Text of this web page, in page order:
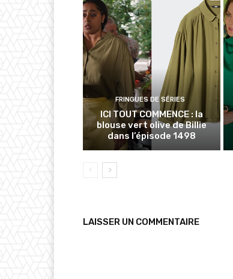
FRINGUES DE SÉRIES
ICI TOUT COMMENCE : la
blouse vert olive de Billie
dans l’épisode 1498
LAISSER UN COMMENTAIRE